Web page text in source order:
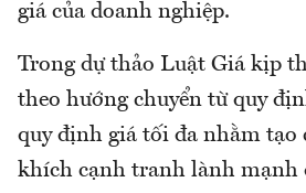
giá của doanh nghiệp.
Trong dự thảo Luật Giá kịp
theo hướng chuyển từ quy
quy định giá tối đa nhằm tạo
khích cạnh tranh lành mạnh